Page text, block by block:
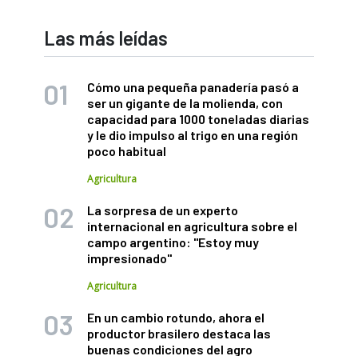
Las más leídas
Cómo una pequeña panadería pasó a
ser un gigante de la molienda, con
capacidad para 1000 toneladas diarias
y le dio impulso al trigo en una región
poco habitual
Agricultura
La sorpresa de un experto
internacional en agricultura sobre el
campo argentino: "Estoy muy
impresionado"
Agricultura
En un cambio rotundo, ahora el
productor brasilero destaca las
buenas condiciones del agro